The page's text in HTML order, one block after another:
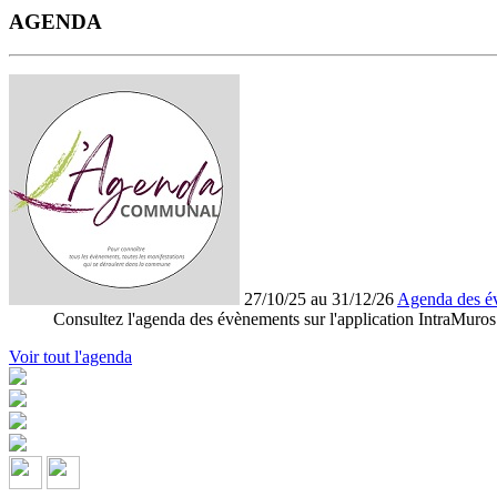
AGENDA
27/10/25 au 31/12/26 Agenda des
Consultez l'agenda des évènements sur l'application IntraMuros
Voir tout l'agenda